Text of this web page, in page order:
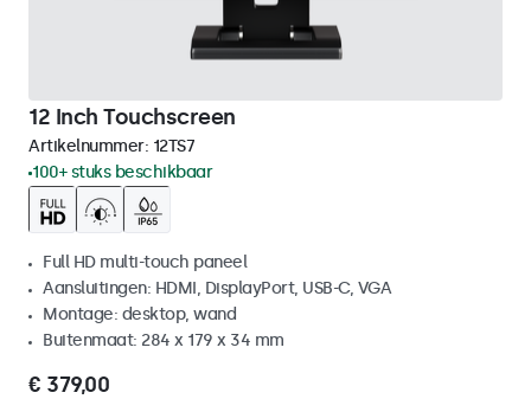
12 Inch Touchscreen
Artikelnummer: 12TS7
100+ stuks beschikbaar
Full HD multi-touch paneel
Aansluitingen: HDMI, DisplayPort, USB-C, VGA
Montage: desktop, wand
Buitenmaat: 284 x 179 x 34 mm
€ 379,00